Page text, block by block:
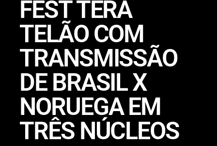
FEST TERÁ
TELÃO COM
TRANSMISSÃO
DE BRASIL X
NORUEGA EM
TRÊS NÚCLEOS